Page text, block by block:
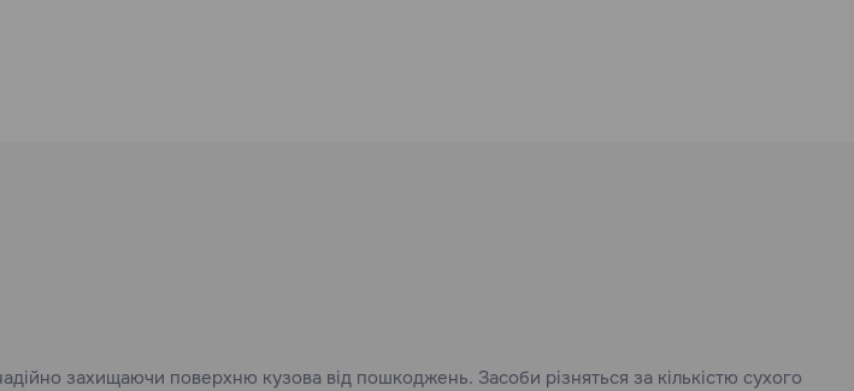
захищаючи поверхню кузова від пошкоджень. Засоби різняться за кількістю сухого